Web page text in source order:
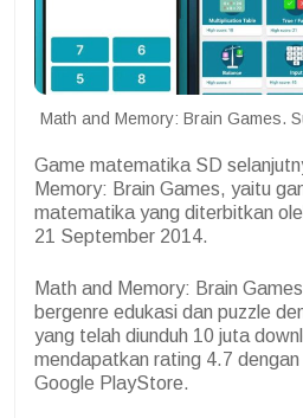
Math and Memory: Brain Games.
Game matematika SD
Memory: Brain Games, yaitu
matematika yang diterbitkan
21 September 2014.
Math and Memory: Brain
bergenre edukasi dan puzzle
yang telah diunduh 10 juta
mendapatkan rating 4.7
Google PlayStore.